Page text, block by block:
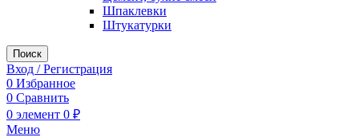
Шпаклевки
Штукатурки
Поиск
Вход / Регистрация
0 Избранное
0 Сравнить
0 элемент 0 ₽
Меню